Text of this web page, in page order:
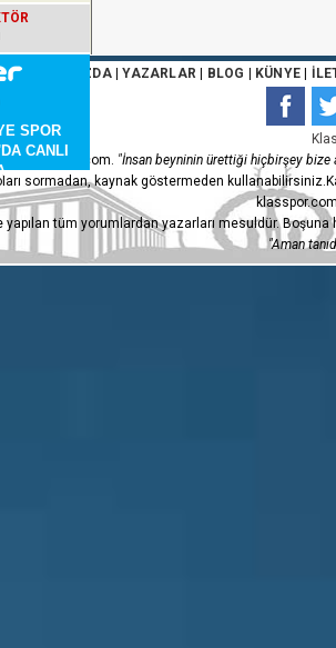
SPOR
CANLI
| HAKKIMIZDA|YAZARLAR BLOG KÜNYE|
- klasspor.com. "İnsan beyninin ürettiği hiçbirşey bize
sormadan, kaynak göstermeden
yapılan tüm yorumlardan yazarları mesuldür.
"Aman